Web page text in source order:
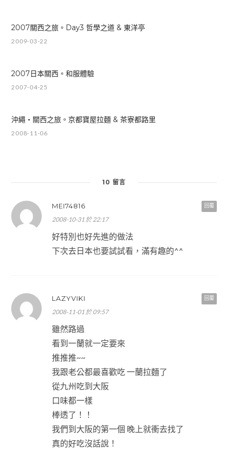
2007關西之旅。Day3 哲學之道 & 東洋亭
2009-03-22
2007日本關西。和服體驗
2007-04-25
沖繩‧關西之旅。京都寶屋拉麵 & 茶寮都路里
2008-11-06
10 留言
回覆
MEI74816
2008-10-31 於 22:17
好特別也好先進的做法
下次去日本也要試試看，滿有趣的^^
回覆
LAZYVIKI
2008-11-01 於 09:57
雖然路過
看到一蘭就一定要來
推推推~~
我跟老公都最喜歡吃 一蘭拉麵了
從九州吃到大阪
口味都一樣
棒透了！！
我們到大阪的第一個 晚上就衝去找了
真的好吃沒話說！